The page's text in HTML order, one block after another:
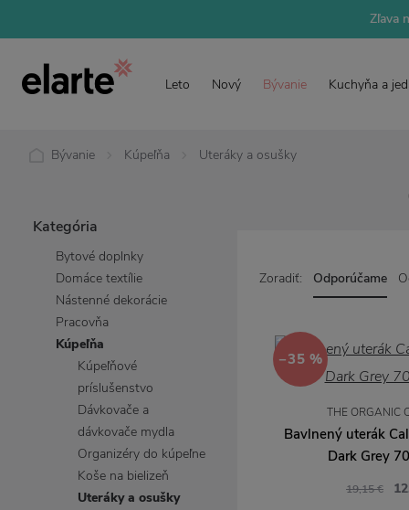
Zľava
Leto Nový Bývanie Kuchyňa a
Bývanie Kúpeľňa Uteráky a osušky
Kategória
Bytové doplnky
Domáce textílie
Nástenné dekorácie
Pracovňa
Kúpeľňa
Kúpeľňové
príslušenstvo
Dávkovače a
dávkovače mydla
Organizéry do kúpeľne
Koše na bielizeň
Uteráky a osušky
Zoradiť: Odporúčame
−35 %
THE ORGANIC
Bavlnený uterák
Dark Grey
19,15 €